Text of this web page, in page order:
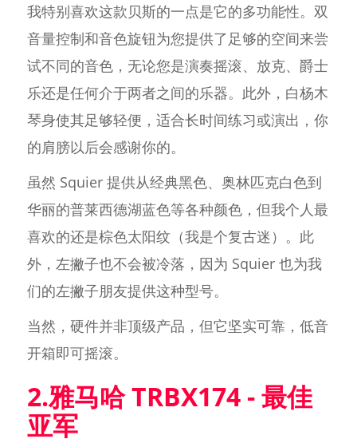
我特别喜欢这款贝斯的一点是它的多功能性。双
音量控制和音色旋钮为您提供了足够的空间来尝
试不同的音色，无论您是演奏摇滚、放克、爵士
乐还是任何介于两者之间的乐器。此外，白杨木
琴身使其足够轻便，适合长时间练习或演出，你
的肩膀以后会感谢你的。
虽然 Squier 提供从经典黑色、奥林匹克白色到
华丽的普莱西德湖蓝色等各种颜色，但我个人最
喜欢的还是棕色太阳纹（我是个复古迷）。此
外，左撇子也不会被冷落，因为 Squier 也为我
们的左撇子朋友提供这种型号。
当然，硬件并非顶级产品，但它坚实可靠，低音
开箱即可摇滚。
2.雅马哈 TRBX174 - 最佳
亚军